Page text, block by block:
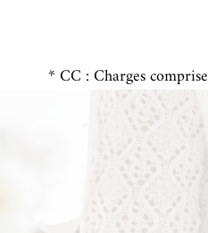
* CC : Charges